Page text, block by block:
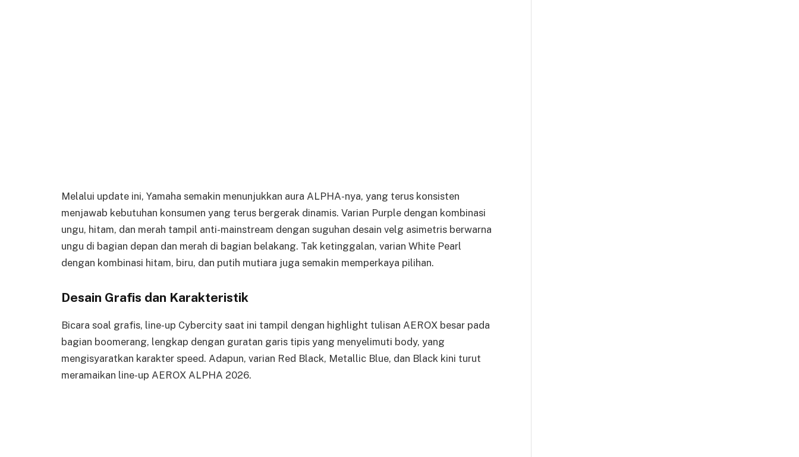
Melalui update ini, Yamaha semakin menunjukkan aura ALPHA-nya, yang terus konsisten
menjawab kebutuhan konsumen yang terus bergerak dinamis. Varian Purple dengan kombinasi
ungu, hitam, dan merah tampil anti-mainstream dengan suguhan desain velg asimetris berwarna
ungu di bagian depan dan merah di bagian belakang. Tak ketinggalan, varian White Pearl
dengan kombinasi hitam, biru, dan putih mutiara juga semakin memperkaya pilihan.
Desain Grafis dan Karakteristik
Bicara soal grafis, line-up Cybercity saat ini tampil dengan highlight tulisan AEROX besar pada
bagian boomerang, lengkap dengan guratan garis tipis yang menyelimuti body, yang
mengisyaratkan karakter speed. Adapun, varian Red Black, Metallic Blue, dan Black kini turut
meramaikan line-up AEROX ALPHA 2026.